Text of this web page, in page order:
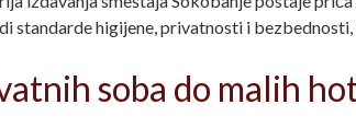
standarde higijene, privatnosti i
soba do malih